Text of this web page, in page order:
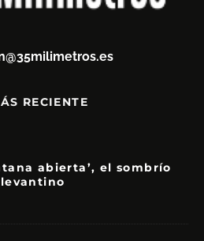
RECIENTE
abierta’, el sombrío